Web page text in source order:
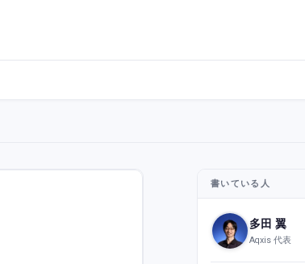
書いている人
多田 翼
Aqxis 代表